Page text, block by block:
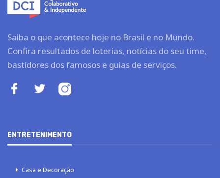
Saiba o que acontece hoje no Brasil e no Mundo.
Confira resultados de loterias, notícias do seu time,
bastidores dos famosos e guias de serviços.
ENTRETENIMENTO
Casa e Decoração